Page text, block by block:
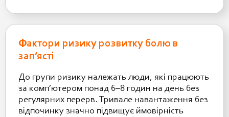
Фактори ризику розвитку болю в
зап’ясті
До групи ризику належать люди, які працюють
за комп’ютером понад 6–8 годин на день без
регулярних перерв. Тривале навантаження без
відпочинку значно підвищує ймовірність